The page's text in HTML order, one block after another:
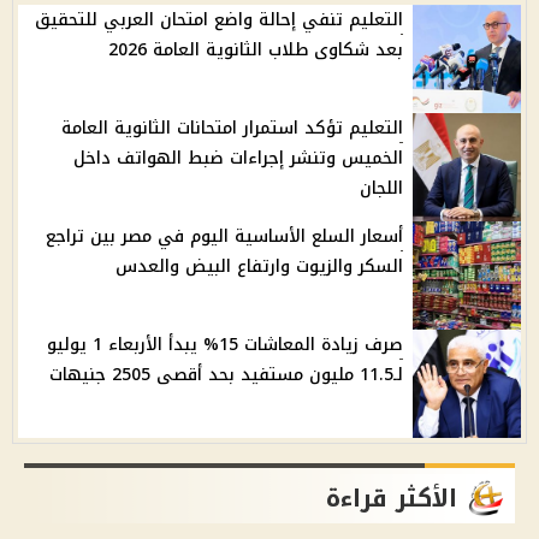
التعليم تنفي إحالة واضع امتحان العربي للتحقيق
بعد شكاوى طلاب الثانوية العامة 2026
التعليم تؤكد استمرار امتحانات الثانوية العامة
الخميس وتنشر إجراءات ضبط الهواتف داخل
اللجان
أسعار السلع الأساسية اليوم في مصر بين تراجع
السكر والزيوت وارتفاع البيض والعدس
صرف زيادة المعاشات 15% يبدأ الأربعاء 1 يوليو
لـ11.5 مليون مستفيد بحد أقصى 2505 جنيهات
الأكثر قراءة